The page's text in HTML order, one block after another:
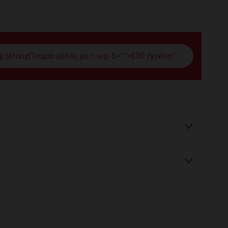
να διαχειριστείτε τις ρυθμίσεις απορρήτου,
strongΓίνομαι μέλος με < wg-1="">€30 /χρόνο*